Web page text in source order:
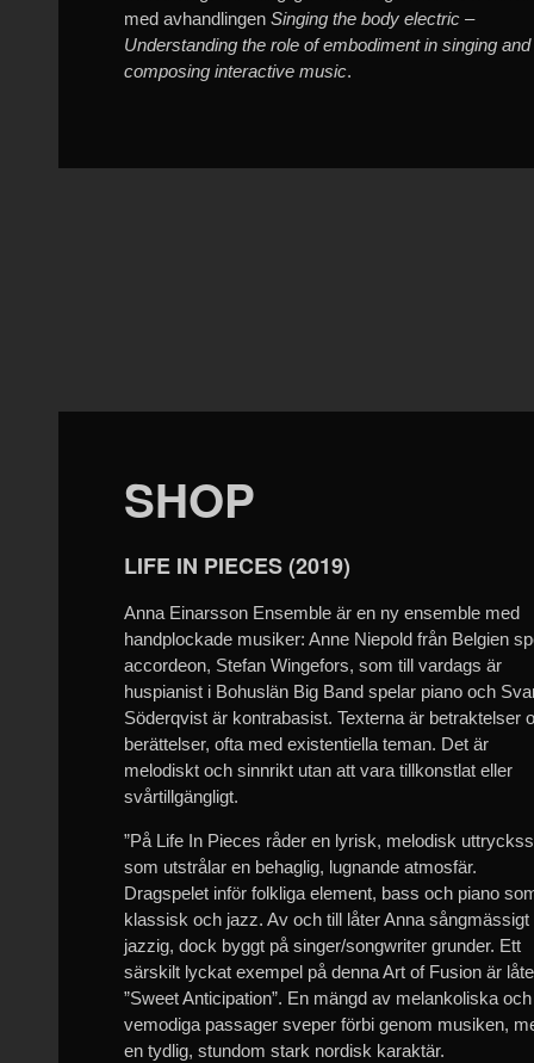
med avhandlingenSinging the body electric –
Understanding the role of embodiment in singing and
composing interactive music.
SHOP
LIFE IN PIECES (2019)
Anna Einarsson Ensemble är en ny ensemble med
handplockade musiker: Anne Niepold från Belgien
accordeon, Stefan Wingefors, som till vardags är
huspianist i Bohuslän Big Band spelar piano och
Söderqvist är kontrabasist. Texterna är betraktelser
berättelser, ofta med existentiella teman. Det är
melodiskt och sinnrikt utan att vara tillkonstlat eller
svårtillgängligt.
”På Life In Pieces råder en lyrisk, melodisk
som utstrålar en behaglig, lugnande atmosfär.
Dragspelet inför folkliga element, bass och piano
klassisk och jazz. Av och till låter Anna sångmässigt
jazzig, dock byggt på singer/songwriter grunder. Ett
särskilt lyckat exempel på denna Art of Fusion är
”Sweet Anticipation”. En mängd av melankoliska och
vemodiga passager sveper förbi genom musiken,
en tydlig, stundom stark nordisk karaktär.